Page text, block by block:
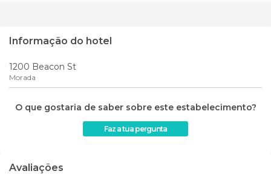
Informação do hotel
1200 Beacon St
Morada
O que gostaria de saber sobre este estabelecimento?
Faz a tua pergunta
Avaliações